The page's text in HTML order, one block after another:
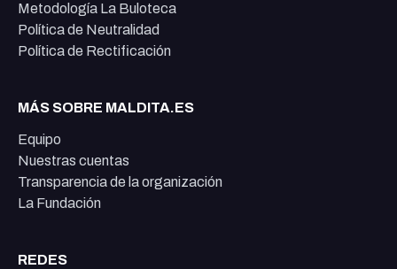
Metodología La Buloteca
Política de Neutralidad
Política de Rectificación
MÁS SOBRE MALDITA.ES
Equipo
Nuestras cuentas
Transparencia de la organización
La Fundación
REDES